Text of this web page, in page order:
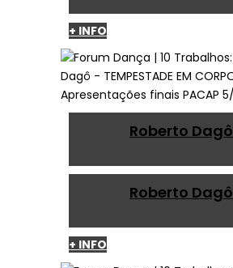
+ INFO
Roberto Dagô
Roberto Dagô
+ INFO